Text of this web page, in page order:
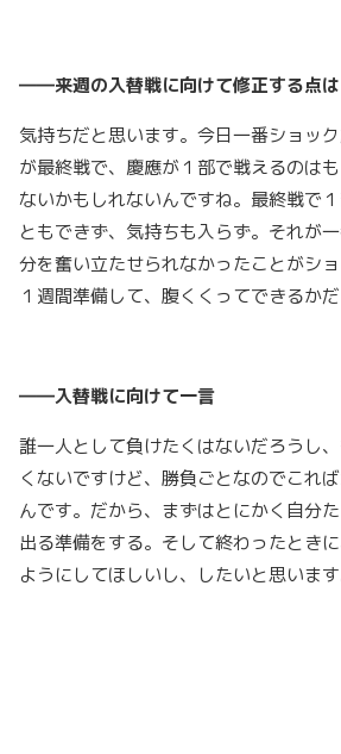
――来週の入替戦に向けて修正する点は
気持ちだと思います。今日一番ショッ
が最終戦で、慶應が１部で戦えるのは
ないかもしれないんですね。最終戦で
ともできず、気持ちも入らず。それが
分を奮い立たせられなかったことがシ
１週間準備して、腹くくってできるかだ
――入替戦に向けて一言
誰一人として負けたくはないだろうし
くないですけど、勝負ごとなのでこれ
んです。だから、まずはとにかく自分
出る準備をする。そして終わったとき
ようにしてほしいし、したいと思います